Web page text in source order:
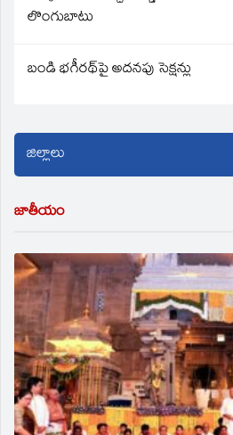
లొంగుబాటు
బండి భగీరథ్‌పై అదనపు సెక్షన్లు
జాతీయం